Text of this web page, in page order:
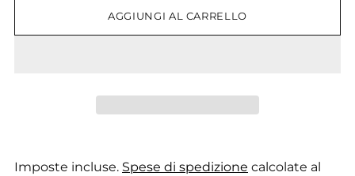
AGGIUNGI AL CARRELLO
Imposte incluse. Spese di spedizione calcolate al